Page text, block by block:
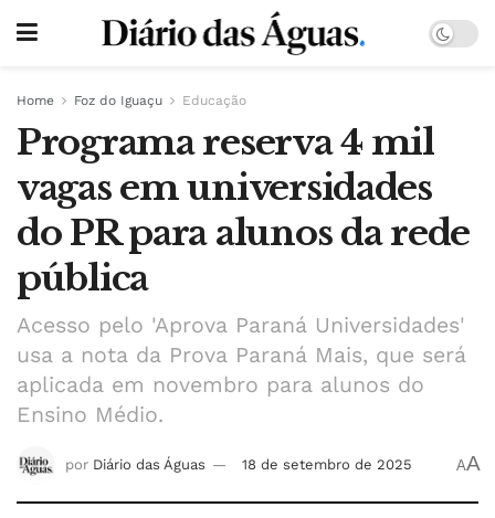
Home Foz do Iguaçu Educação
Programa reserva 4 mil
vagas em universidades
do PR para alunos da rede
pública
Acesso pelo 'Aprova Paraná Universidades'
usa a nota da Prova Paraná Mais, que será
aplicada em novembro para alunos do
Ensino Médio.
por Diário das Águas 18 de setembro de 2025 AA